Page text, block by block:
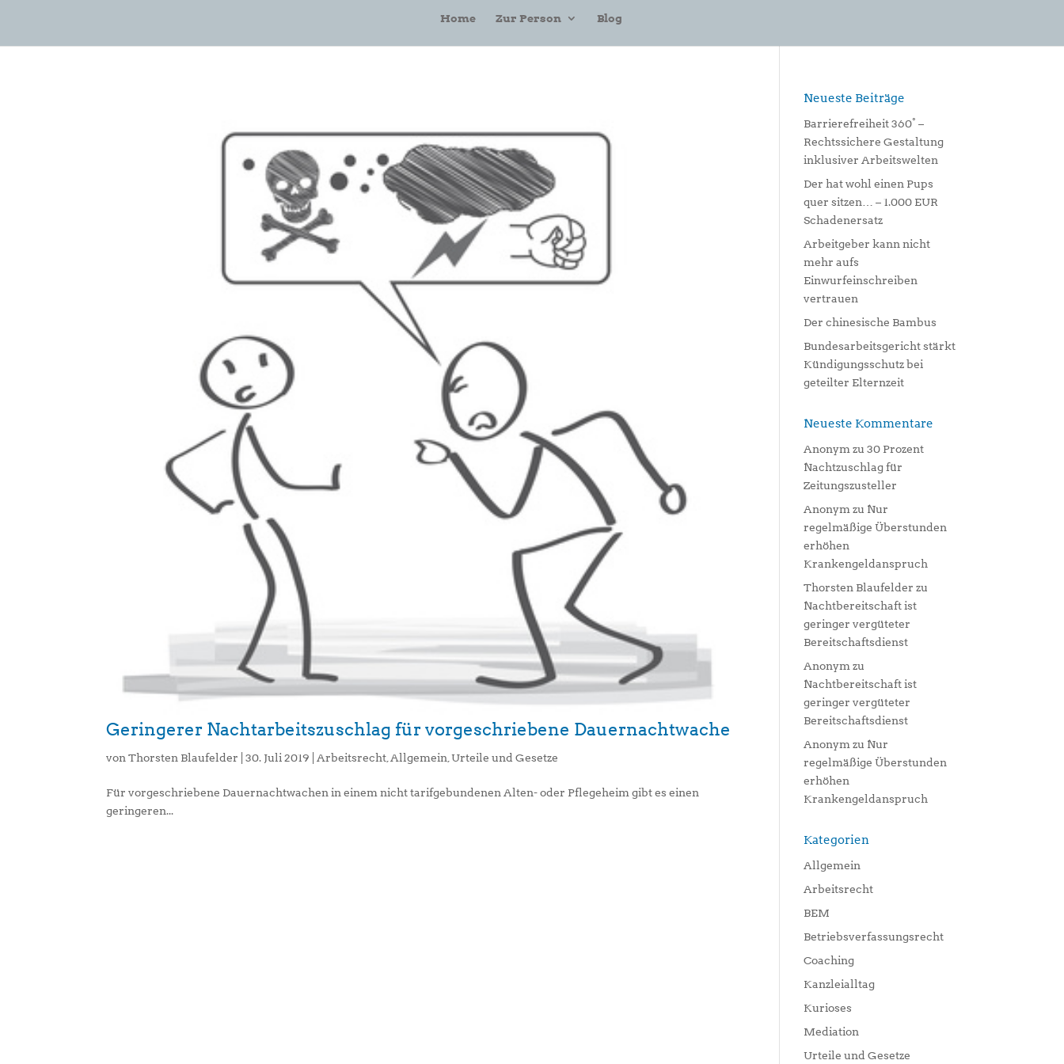
Home Zur Person Blog
Geringerer Nachtarbeitszuschlag für vorgeschriebene Dauernachtwache
vonThorsten Blaufelder |30. Juli 2019 Arbeitsrecht Allgemein ,Urteile und Gesetze
Für vorgeschriebene Dauernachtwachen in einem nicht tarifgebundenen Alten- oder Pflegeheim gibt es einen
geringeren...
Neueste Beiträge
Barrierefreiheit 360° –
Rechtssichere Gestaltung
inklusiver Arbeitswelten
Der hat wohl einen Pups
quer sitzen… – 1.000 EUR
Schadenersatz
Arbeitgeber kann nicht
mehr aufs
Einwurfeinschreiben
vertrauen
Der chinesische Bambus
Bundesarbeitsgericht stärkt
Kündigungsschutz bei
geteilter Elternzeit
Neueste Kommentare
Anonym zu30 Prozent
Nachtzuschlag für
Zeitungszusteller
Anonym zu Nur
regelmäßige Überstunden
erhöhen
Krankengeldanspruch
Thorsten Blaufelder zu
Nachtbereitschaft ist
geringer vergüteter
Bereitschaftsdienst
Anonym zu
Nachtbereitschaft ist
geringer vergüteter
Bereitschaftsdienst
Anonym zu Nur
regelmäßige Überstunden
erhöhen
Krankengeldanspruch
Kategorien
Allgemein
Arbeitsrecht
BEM
Betriebsverfassungsrecht
Coaching
Kanzleialltag
Kurioses
Mediation
Urteile und Gesetze